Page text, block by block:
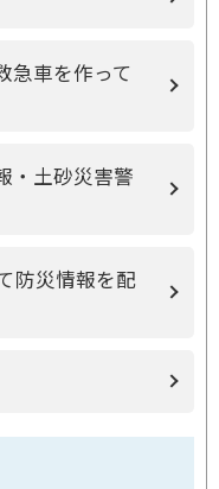
急車を作って
・土砂災害警
防災情報を配